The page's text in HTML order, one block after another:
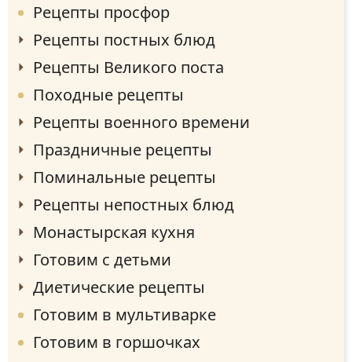
Рецепты просфор
Рецепты постных блюд
Рецепты Великого поста
Походные рецепты
Рецепты военного времени
Праздничные рецепты
Поминальные рецепты
Рецепты непостных блюд
Монастырская кухня
Готовим с детьми
Диетические рецепты
Готовим в мультиварке
Готовим в горшочках